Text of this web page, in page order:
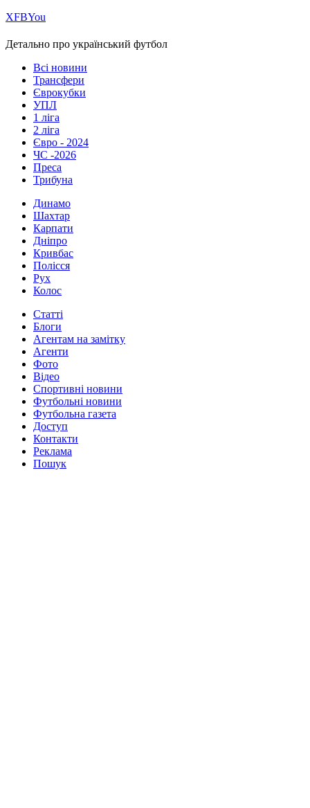
ХFBYou
Детально про український футбол
Всі новини
Трансфери
Єврокубки
УПЛ
1 ліга
2 ліга
Євро - 2024
ЧС -2026
Преса
Трибуна
Динамо
Шахтар
Карпати
Дніпро
Кривбас
Полісся
Рух
Колос
Статті
Блоги
Агентам на замітку
Агенти
Фото
Відео
Спортивні новини
Футбольні новини
Футбольна газета
Доступ
Контакти
Реклама
Пошук